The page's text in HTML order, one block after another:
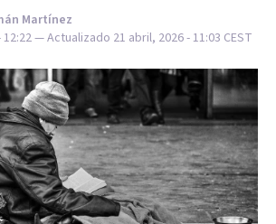
Martínez
12:22— Actualizado 21 abril, 2026 - 11:03 CEST